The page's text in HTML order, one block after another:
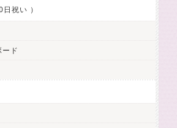
祝い ）
ード